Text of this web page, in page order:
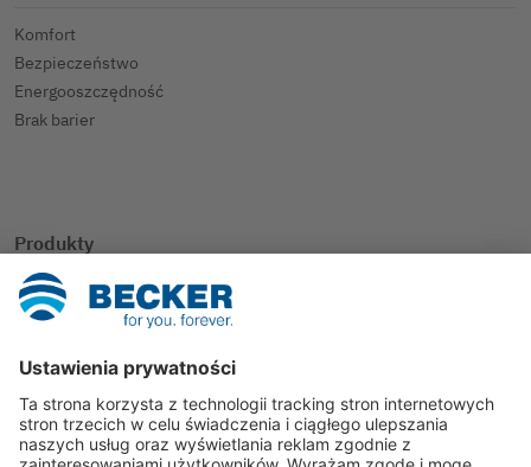
Komfort
Bezpieczeństwo
Energooszczędność
Brak barier
Produkty
Inteligentny dom
Rolety
Inne zastosowania